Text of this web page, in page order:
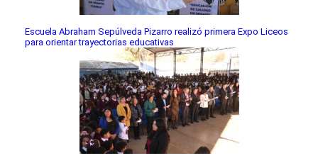
Escuela Abraham Sepúlveda Pizarro realizó primera Expo Liceos
para orientar trayectorias educativas